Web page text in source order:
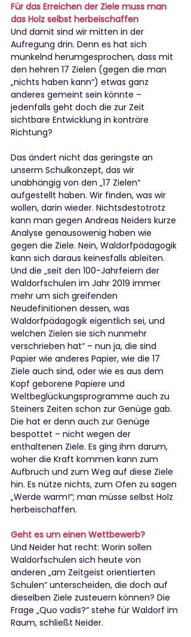
Für das Erreichen der Ziele muss man
das Holz selbst herbeischaffen
Und damit sind wir mitten in der
Aufregung drin. Denn es hat sich
munkelnd herumgesprochen, dass mit
den hehren 17 Zielen (gegen die man
„nichts haben kann“) etwas ganz
anderes gemeint sein könnte –
jedenfalls geht doch die zur Zeit
sichtbare Entwicklung in konträre
Richtung?
Das ändert nicht das geringste an
unserm Schulkonzept, das wir
unabhängig von den „17 Zielen“
aufgestellt haben. Wir finden, was wir
wollen, darin wieder. Nichtsdestotrotz
kann man gegen Andreas Neiders kurze
Analyse genausowenig haben wie
gegen die Ziele. Nein, Waldorfpädagogik
kann sich daraus keinesfalls ableiten.
Und die „seit den 100-Jahrfeiern der
Waldorfschulen im Jahr 2019 immer
mehr um sich greifenden
Neudefinitionen dessen, was
Waldorfpädagogik eigentlich sei, und
welchen Zielen sie sich nunmehr
verschrieben hat“ – nun ja, die sind
Papier wie anderes Papier, wie die 17
Ziele auch sind, oder wie es aus dem
Kopf geborene Papiere und
Weltbeglückungsprogramme auch zu
Steiners Zeiten schon zur Genüge gab.
Die hat er denn auch zur Genüge
bespottet – nicht wegen der
enthaltenen Ziele. Es ging ihm darum,
woher die Kraft kommen kann zum
Aufbruch und zum Weg auf diese Ziele
hin. Es nütze nichts, zum Ofen zu sagen
„Werde warm!“; man müsse selbst Holz
herbeischaffen.
Geht es um einen Wettbewerb?
Und Neider hat recht: Worin sollen
Waldorfschulen sich heute von
anderen „am Zeitgeist orientierten
Schulen“ unterscheiden, die doch auf
dieselben Ziele zusteuern können? Die
Frage „Quo vadis?“ stehe für Waldorf im
Raum, schließt Neider.